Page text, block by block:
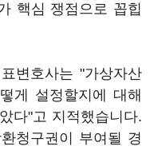
핵심 쟁점으로 꼽힙
변호사는 "가상자산
게 설정할지에 대해
다"고 지적했습니다.
청구권이 부여될 경